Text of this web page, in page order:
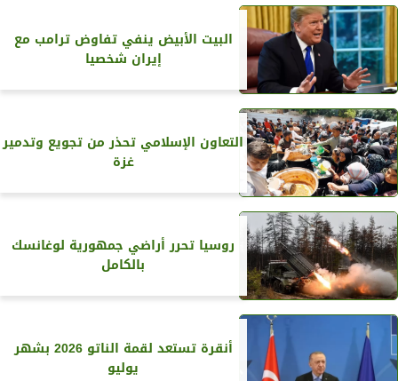
البيت الأبيض ينفي تفاوض ترامب مع
إيران شخصيا
التعاون الإسلامي تحذر من تجويع وتدمير
غزة
روسيا تحرر أراضي جمهورية لوغانسك
بالكامل
أنقرة تستعد لقمة الناتو 2026 بشهر
يوليو